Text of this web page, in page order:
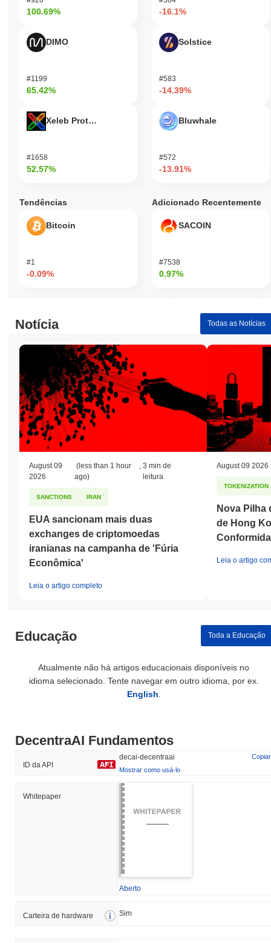
100.69%
DIMO
#1199
65.42%
Xeleb Protocol
#1658
52.57%
-16.1%
Solstice
#583
-14.39%
Bluwhale
#572
-13.91%
Tendências
Bitcoin
#1
-0.09%
Adicionado Recentemente
SACOIN
#7538
0.97%
Notícia Todas as Notícias
August 09
2026
(less than 1 hour
ago)
,3 min de
leitura
SANCTIONS IRAN
EUA sancionam mais duas
exchanges de criptomoedas
iranianas na campanha de 'Fúria
Econômica'
Leia o artigo completo
August 09 2026
TOKENIZATION
Nova Pilha
de Hong
Leia o artigo
Educação Toda a Educação
Atualmente não há artigos educacionais disponíveis no
idioma selecionado. Tente navegar em outro idioma, por ex.
English
DecentraAI Fundamentos
ID da API
decai-decentraai
Copiar
Mostrar como usá-lo
Whitepaper
Aberto
Carteira de hardware Sim